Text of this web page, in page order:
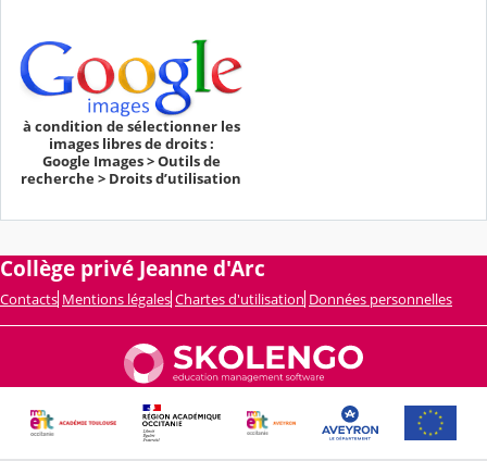
à condition de sélectionner les
images libres de droits :
Google Images > Outils de
recherche > Droits d’utilisation
Collège privé Jeanne d'Arc
Contacts Mentions légales Chartes d'utilisation Données personnelles